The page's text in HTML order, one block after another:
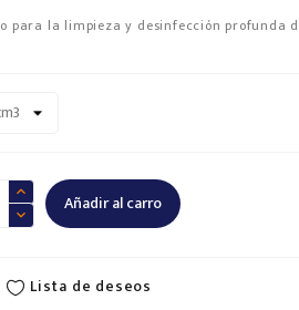
para la limpieza y desinfección profunda
Añadir al carro
Lista de deseos